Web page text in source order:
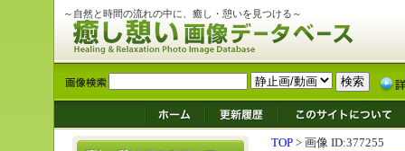
～自然と時間の流れの中に、癒し・憩いを見つける～
TOP > 画像 ID:377255